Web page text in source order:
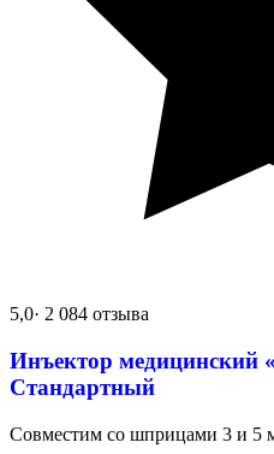
5,0· 2 084 отзыва
Инъектор медицинский
Стандартный
Совместим со шприцами 3 и 5